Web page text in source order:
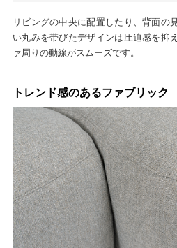
リビングの中央に配置したり、背面の
い丸みを帯びたデザインは圧迫感を抑
ァ周りの動線がスムーズです。
トレンド感のあるファブリック